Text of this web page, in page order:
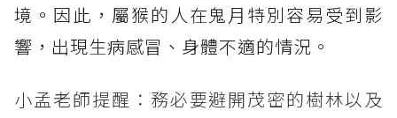
境。因此，屬猴的人在鬼月特別容易受到影
響，出現生病感冒、身體不適的情況。
小孟老師提醒：務必要避開茂密的樹林以及